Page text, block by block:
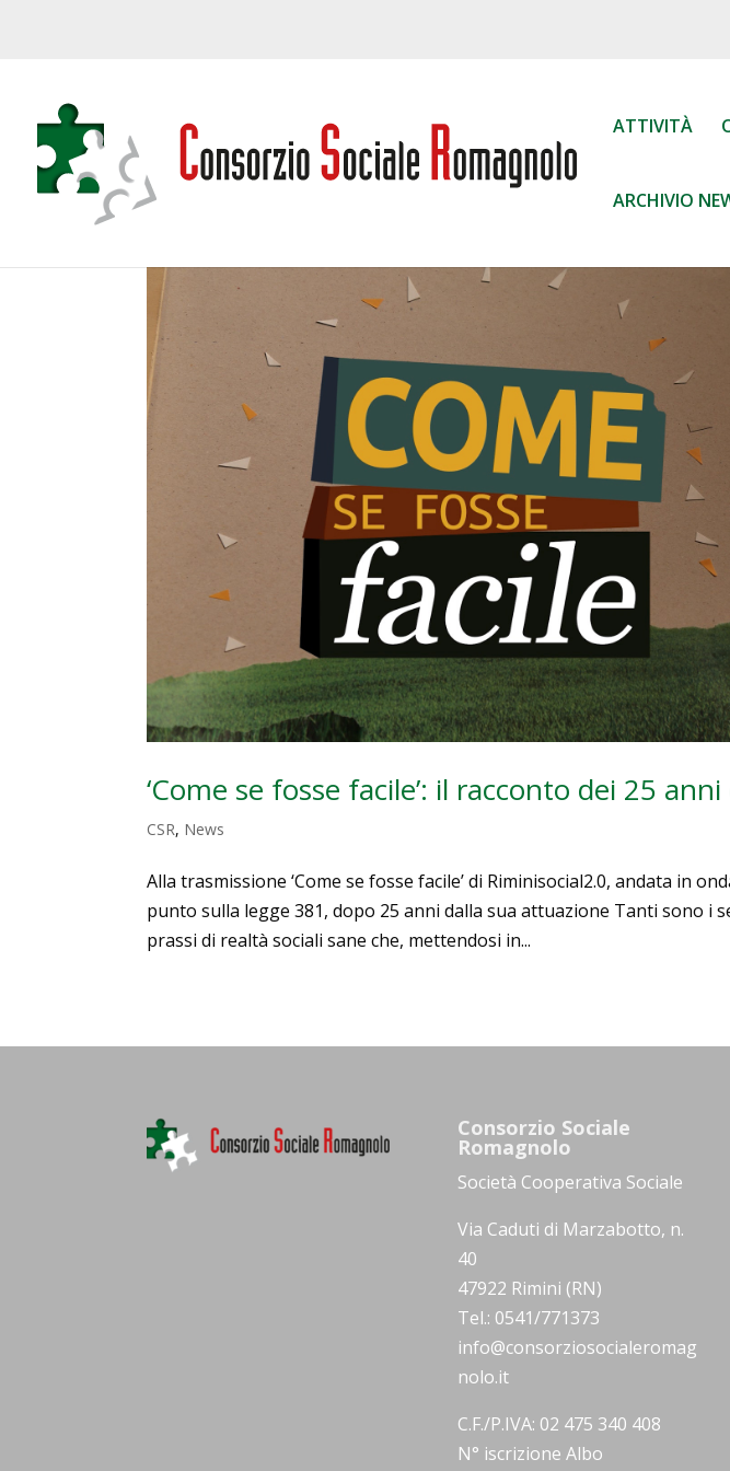
ATTIVITÀ
ARCHIVIO
‘Come se fosse facile’: il racconto dei 25
CSR, News
Alla trasmissione ‘Come se fosse facile’ di Riminisocial2.0, andata in
punto sulla legge 381, dopo 25 anni dalla sua attuazione Tanti sono i
prassi di realtà sociali sane che, mettendosi in...
Consorzio Sociale
Romagnolo
Società Cooperativa Sociale
Via Caduti di Marzabotto, n.
40
47922 Rimini (RN)
Tel.: 0541/771373
info@consorziosocialeromag
nolo.it
C.F./P.IVA: 02 475 340 408
N° iscrizione Albo